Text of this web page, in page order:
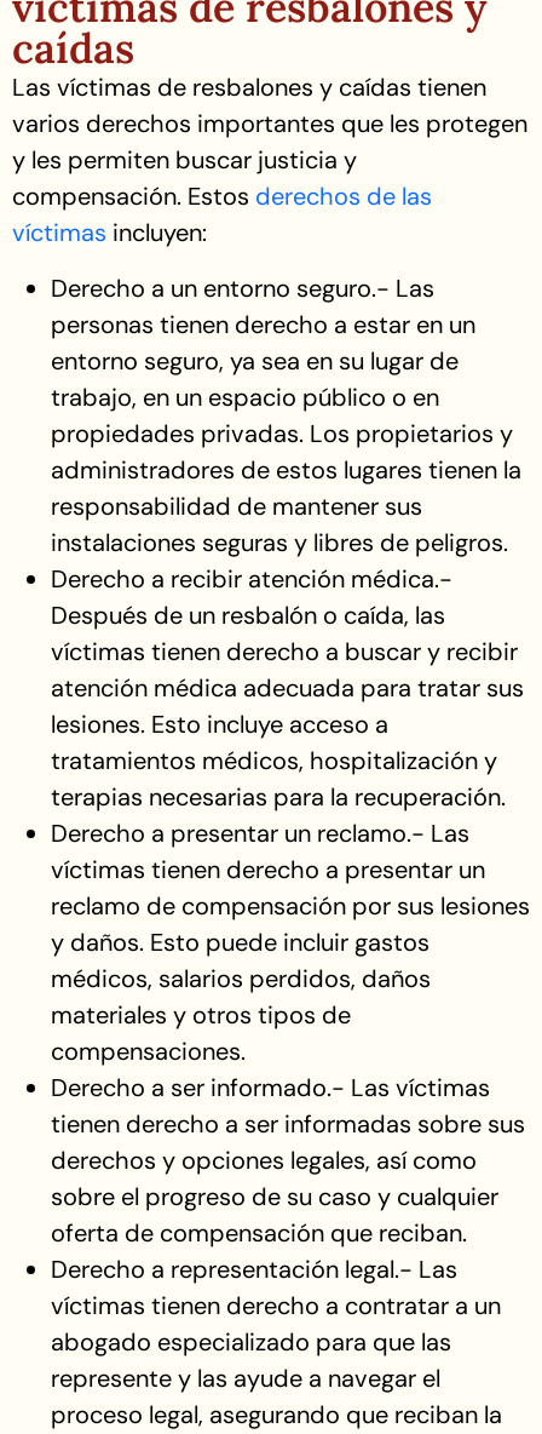
caídas
Las víctimas de resbalones y caídas tienen
varios derechos importantes que les protegen
y les permiten buscar justicia y
compensación. Estos derechos de las
víctimas incluyen:
Derecho a un entorno seguro.- Las
personas tienen derecho a estar en un
entorno seguro, ya sea en su lugar de
trabajo, en un espacio público o en
propiedades privadas. Los propietarios y
administradores de estos lugares tienen la
responsabilidad de mantener sus
instalaciones seguras y libres de peligros.
Derecho a recibir atención médica.-
Después de un resbalón o caída, las
víctimas tienen derecho a buscar y recibir
atención médica adecuada para tratar sus
lesiones. Esto incluye acceso a
tratamientos médicos, hospitalización y
terapias necesarias para la recuperación.
Derecho a presentar un reclamo.- Las
víctimas tienen derecho a presentar un
reclamo de compensación por sus lesiones
y daños. Esto puede incluir gastos
médicos, salarios perdidos, daños
materiales y otros tipos de
compensaciones.
Derecho a ser informado.- Las víctimas
tienen derecho a ser informadas sobre sus
derechos y opciones legales, así como
sobre el progreso de su caso y cualquier
oferta de compensación que reciban.
Derecho a representación legal.- Las
víctimas tienen derecho a contratar a un
abogado especializado para que las
represente y las ayude a navegar el
proceso legal, asegurando que reciban la